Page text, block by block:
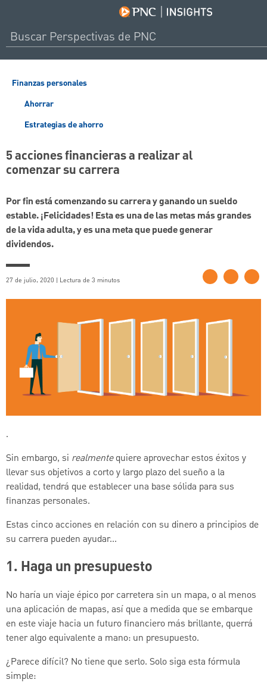
Finanzas personales
Ahorrar
Estrategias de ahorro
5 acciones financieras a realizar al
comenzar su carrera
Por fin está comenzando su carrera y ganando un sueldo
estable. ¡Felicidades! Esta es una de las metas más grandes
de la vida adulta, y es una meta que puede generar
dividendos.
27 de julio, 2020 | Lectura de 3 minutos
.
Sin embargo, si realmentequiere aprovechar estos éxitos y
llevar sus objetivos a corto y largo plazo del sueño a la
realidad, tendrá que establecer una base sólida para sus
finanzas personales.
Estas cinco acciones en relación con su dinero a principios de
su carrera pueden ayudar...
1. Haga un presupuesto
No haría un viaje épico por carretera sin un mapa, o al menos
una aplicación de mapas, así que a medida que se embarque
en este viaje hacia un futuro financiero más brillante, querrá
tener algo equivalente a mano: un presupuesto.
¿Parece difícil? No tiene que serlo. Solo siga esta fórmula
simple: